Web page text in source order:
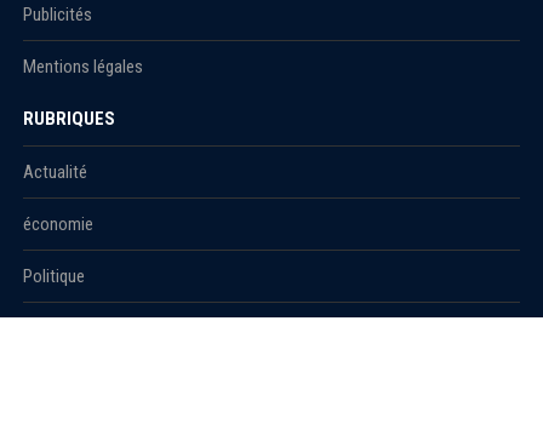
Publicités
Mentions légales
RUBRIQUES
Actualité
économie
Politique